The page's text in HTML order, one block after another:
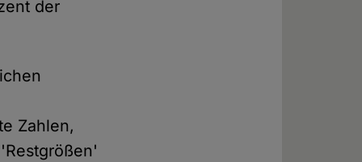
der
Zahlen,